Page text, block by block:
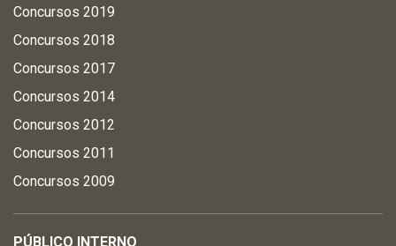
Concursos 2019
Concursos 2018
Concursos 2017
Concursos 2014
Concursos 2012
Concursos 2011
Concursos 2009
PÚBLICO INTERNO